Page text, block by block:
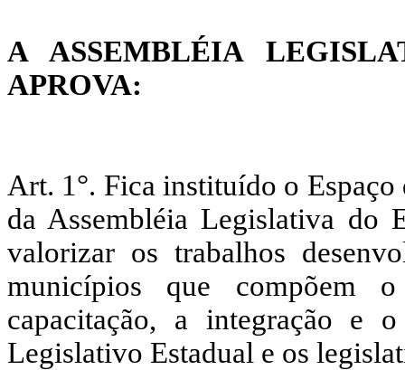
A ASSEMBLÉIA
APROVA:
Art. 1°. Fica instituído o
da Assembléia Legislativa do
valorizar os trabalhos
municípios que compõem
capacitação, a integração e
Legislativo Estadual e os